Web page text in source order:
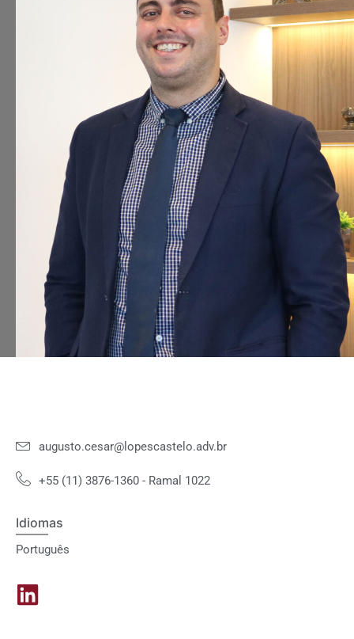
augusto.cesar@lopescastelo.adv.br
+55 (11) 3876-1360 - Ramal 1022
Idiomas
Português